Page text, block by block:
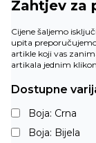
Zahtjev za
Cijene šaljemo
upita
artikle koji vas
artikala jednim
Dostupne
Boja: Crna
Boja: Bijela